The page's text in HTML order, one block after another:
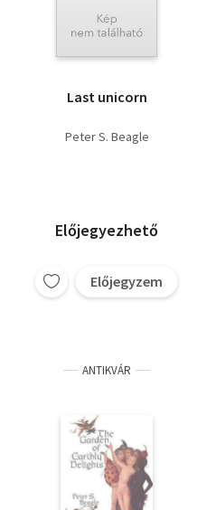
Last unicorn
Peter S. Beagle
Előjegyezhető
Előjegyzem
ANTIKVÁR